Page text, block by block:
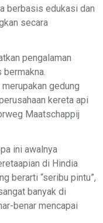
berbasis edukasi dan
secara
pengalaman
gedung
kereta api
Maatschappij
ini awalnya
di Hindia
berarti “seribu pintu”,
banyak di
benar mencapai